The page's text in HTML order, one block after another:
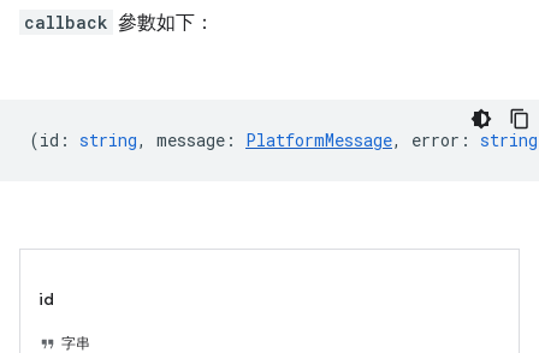
callback 參數如下：
(id : string, message : PlatformMessage, error : string
id
字串